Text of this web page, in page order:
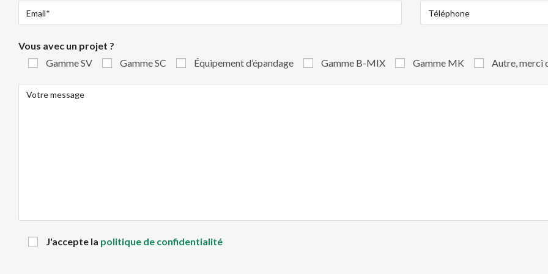
Vous avec un projet ?
Gamme SV
Gamme SC Équipement d’épandage Gamme B-MIX Gamme MK Autre, merci
J'accepte la politique de confidentialité